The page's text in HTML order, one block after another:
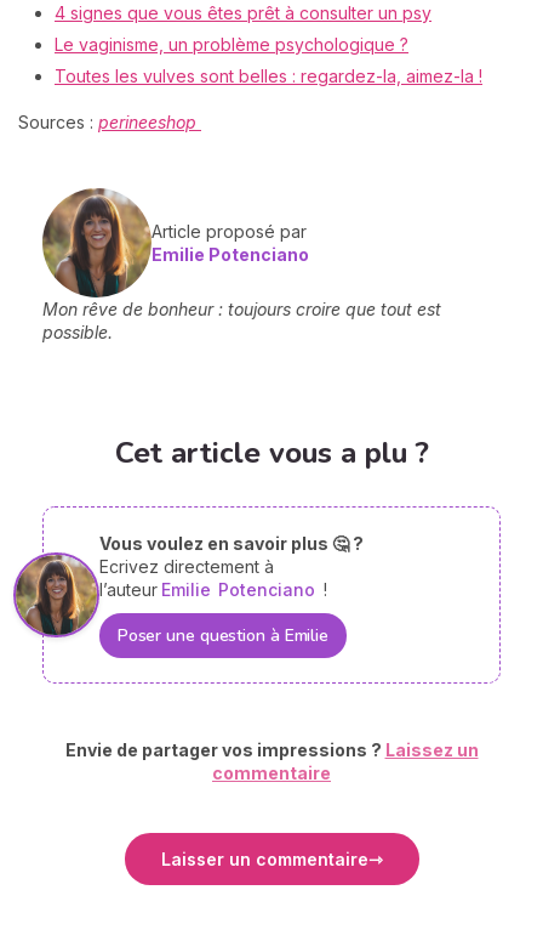
4 signes que vous êtes prêt à consulter un psy
Le vaginisme, un problème psychologique ?
Toutes les vulves sont belles : regardez-la, aimez-la !
Sources : perineeshop
Article proposé par
Emilie Potenciano
Mon rêve de bonheur : toujours croire que tout est
possible.
Cet article vous a plu ?
Vous voulez en savoir plus 🤔 ?
Ecrivez directement à
l’auteur Emilie Potenciano !
Poser une question à Emilie
Envie de partager vos impressions ? Laissez un
commentaire
Laisser un commentaire